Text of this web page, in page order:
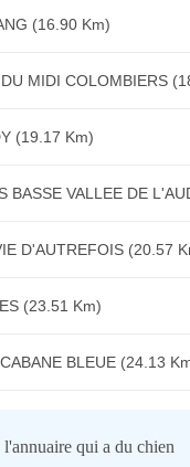
(16.90 Km)
MIDI COLOMBIERS
(19.17 Km)
BASSE VALLEE DE
D'AUTREFOIS (20.57
(23.51 Km)
BLEUE (24.13
qui a du chien